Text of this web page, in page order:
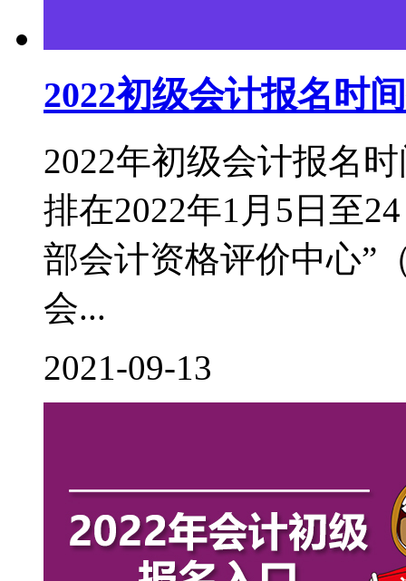
2022初级会计报名时
2022年初级会计报名
排在2022年1月5日至
部会计资格评价中心”
会...
2021-09-13